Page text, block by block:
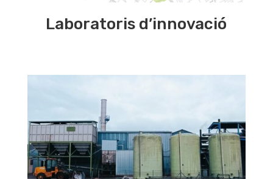
Laboratoris d’innovació